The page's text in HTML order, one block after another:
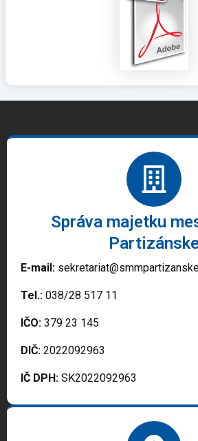
Správa majetku
Partizánske
E-mail:
Tel.: 038/28 517 11
IČO: 379 23 145
DIČ: 2022092963
IČ DPH: SK2022092963